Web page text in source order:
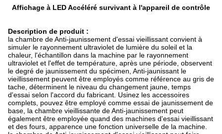
Affichage à LED Accéléré survivant à l'appareil de contrôle
Description de produit :
la chambre de Anti-jaunissement d'essai vieillissant convient à
simuler le rayonnement ultraviolet de lumière du soleil et la
chaleur, l'échantillon dans la machine par le rayonnement
ultraviolet et l'effet de température, après une période, observent
le degré de jaunissement du spécimen, Anti-jaunissant le
vieillissement peuvent être employés comme référence au gris de
tache, déterminent le niveau du changement jaune, temps
d'essai selon l'accord du fabricant. Usinez les accessoires
complets, pouvez être employé comme essai de jaunissement de
base, la chambre vieillissante de Anti-jaunissement peut
également être employée quand des machines d'essai vieillissant
et des fours, apparence une fonction universelle de la machine.